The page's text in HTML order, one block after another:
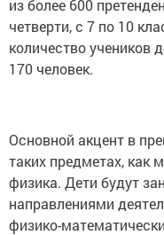
из более 600
четверти, с 7 по 10
количество учеников
170 человек.
Основной акцент в
таких предметах, как
физика. Дети будут
направлениями
физико-